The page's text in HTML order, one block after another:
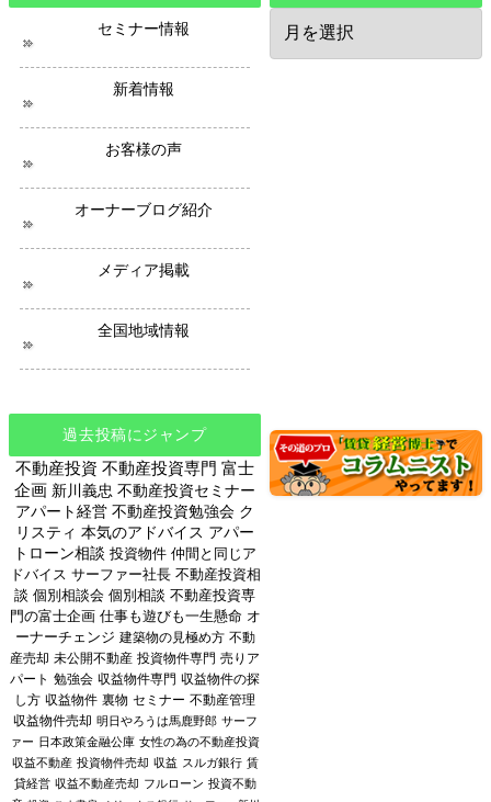
セミナー情報
新着情報
お客様の声
オーナーブログ紹介
メディア掲載
全国地域情報
過
の
過去投稿にジャンプ
不動産投資 不動産投資専門 富士
企画 新川義忠 不動産投資セミナー
アパート経営 不動産投資勉強会 ク
リスティ 本気のアドバイス アパー
トローン相談 投資物件 仲間と同じア
ドバイス サーファー社長 不動産投資相
談 個別相談会 個別相談 不動産投資専
門の富士企画 仕事も遊びも一生懸命 オ
ーナーチェンジ 建築物の見極め方 不動
産売却 未公開不動産 投資物件専門 売りア
パート 勉強会 収益物件専門 収益物件の探
し方 収益物件 裏物 セミナー 不動産管理
収益物件売却 明日やろうは馬鹿野郎 サーフ
ァー 日本政策金融公庫 女性の為の不動産投資
収益不動産 投資物件売却 収益 スルガ銀行 賃
貸経営 収益不動産売却 フルローン 投資不動